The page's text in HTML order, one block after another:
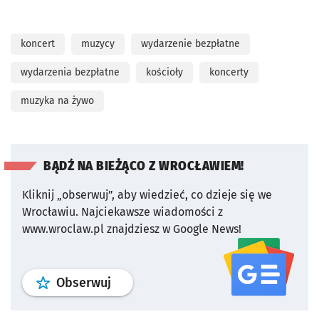
koncert muzycy wydarzenie bezpłatne
wydarzenia bezpłatne kościoły koncerty
muzyka na żywo
BĄDŹ NA BIEŻĄCO Z WROCŁAWIEM!
Kliknij „obserwuj”, aby wiedzieć, co dzieje się we
Wrocławiu. Najciekawsze wiadomości z
www.wroclaw.pl znajdziesz w Google News!
Obserwuj profil serwisu